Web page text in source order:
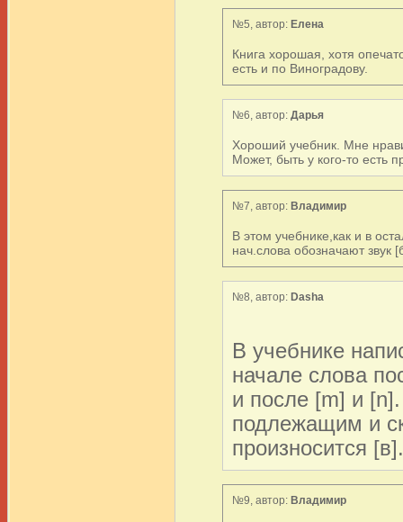
№5, автор: Елена
Книга хорошая, хотя
есть и по Виноградову.
№6, автор: Дарья
Хороший учебник. Мне
Может, быть у кого-то есть
№7, автор: Владимир
В этом учебнике,как и в
нач.слова обозначают звук
№8, автор: Dasha
В учебнике
начале слова
и после [m] и
подлежащим и
произносится [в].
№9, автор: Владимир